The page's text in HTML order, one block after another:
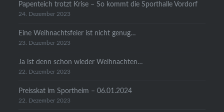
Papenteich trotzt Krise – So kommt die Sporthalle Vordorf
24. Dezember 2023
Eine Weihnachtsfeier ist nicht genug…
23. Dezember 2023
Ja ist denn schon wieder Weihnachten…
22. Dezember 2023
Preisskat im Sportheim – 06.01.2024
22. Dezember 2023